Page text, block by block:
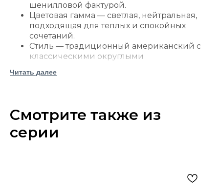
шенилловой фактурой.
Цветовая гамма — светлая, нейтральная,
подходящая для теплых и спокойных
сочетаний.
Стиль — традиционный американский с
классическими округлыми
Конструкция — каркас с усиленными
равномернее распределять износ.
Наполнение — пенополиуретановые
подушки, обернутые полиэфирным
Читать далее
Смотрите также из
серии